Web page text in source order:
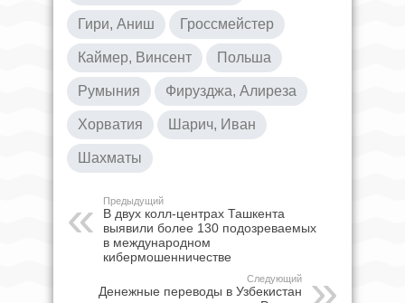
Гири, Аниш Гроссмейстер
Каймер, Винсент Польша
Румыния Фирузджа, Алиреза
Хорватия Шарич, Иван
Шахматы
Предыдущий
В двух колл-центрах Ташкента
выявили более 130 подозреваемых
в международном
кибермошенничестве
Следующий
Денежные переводы в Узбекистан